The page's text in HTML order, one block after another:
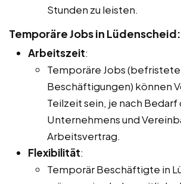
Stunden zu leisten.
Temporäre Jobs in Lüdenscheid:
Arbeitszeit:
Temporäre Jobs (befristete
Beschäftigungen) können
Teilzeit sein, je nach Bedarf
Unternehmens und
Arbeitsvertrag.
Flexibilität:
Temporär Beschäftigte in